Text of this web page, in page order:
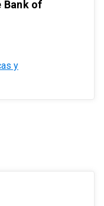
Bank of
y